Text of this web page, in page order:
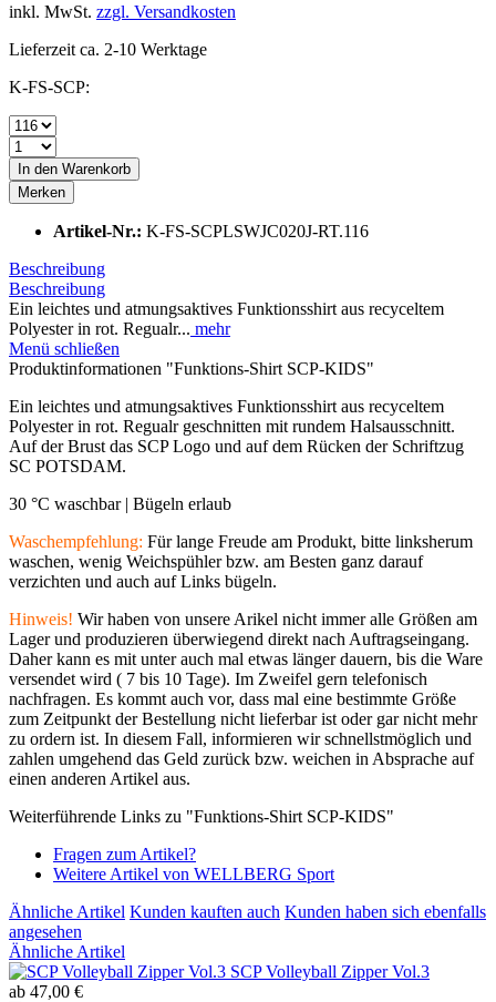
inkl. MwSt. zzgl. Versandkosten
Lieferzeit ca. 2-10 Werktage
K-FS-SCP:
In den Warenkorb
Merken
Artikel-Nr.: K-FS-SCPLSWJC020J-RT.116
Beschreibung
Beschreibung
Ein leichtes und atmungsaktives Funktionsshirt aus recyceltem
Polyester in rot. Regualr... mehr
Menü schließen
Produktinformationen "Funktions-Shirt SCP-KIDS"
Ein leichtes und atmungsaktives Funktionsshirt aus recyceltem
Polyester in rot. Regualr geschnitten mit rundem Halsausschnitt.
Auf der Brust das SCP Logo und auf dem Rücken der Schriftzug
SC POTSDAM.
30 °C waschbar | Bügeln erlaub
Waschempfehlung: Für lange Freude am Produkt, bitte linksherum
waschen, wenig Weichspühler bzw. am Besten ganz darauf
verzichten und auch auf Links bügeln.
Hinweis! Wir haben von unsere Arikel nicht immer alle Größen am
Lager und produzieren überwiegend direkt nach Auftragseingang.
Daher kann es mit unter auch mal etwas länger dauern, bis die Ware
versendet wird ( 7 bis 10 Tage). Im Zweifel gern telefonisch
nachfragen. Es kommt auch vor, dass mal eine bestimmte Größe
zum Zeitpunkt der Bestellung nicht lieferbar ist oder gar nicht mehr
zu ordern ist. In diesem Fall, informieren wir schnellstmöglich und
zahlen umgehend das Geld zurück bzw. weichen in Absprache auf
einen anderen Artikel aus.
Weiterführende Links zu "Funktions-Shirt SCP-KIDS"
Fragen zum Artikel?
Weitere Artikel von WELLBERG Sport
Ähnliche Artikel Kunden kauften auch Kunden haben sich ebenfalls
angesehen
Ähnliche Artikel
SCP Volleyball Zipper Vol.3
ab 47,00 €